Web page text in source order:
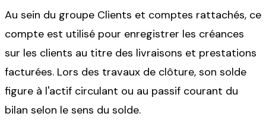
Au sein du groupe Clients et comptes rattachés, ce
compte est utilisé pour enregistrer les créances
sur les clients au titre des livraisons et prestations
facturées. Lors des travaux de clôture, son solde
figure à l'actif circulant ou au passif courant du
bilan selon le sens du solde.